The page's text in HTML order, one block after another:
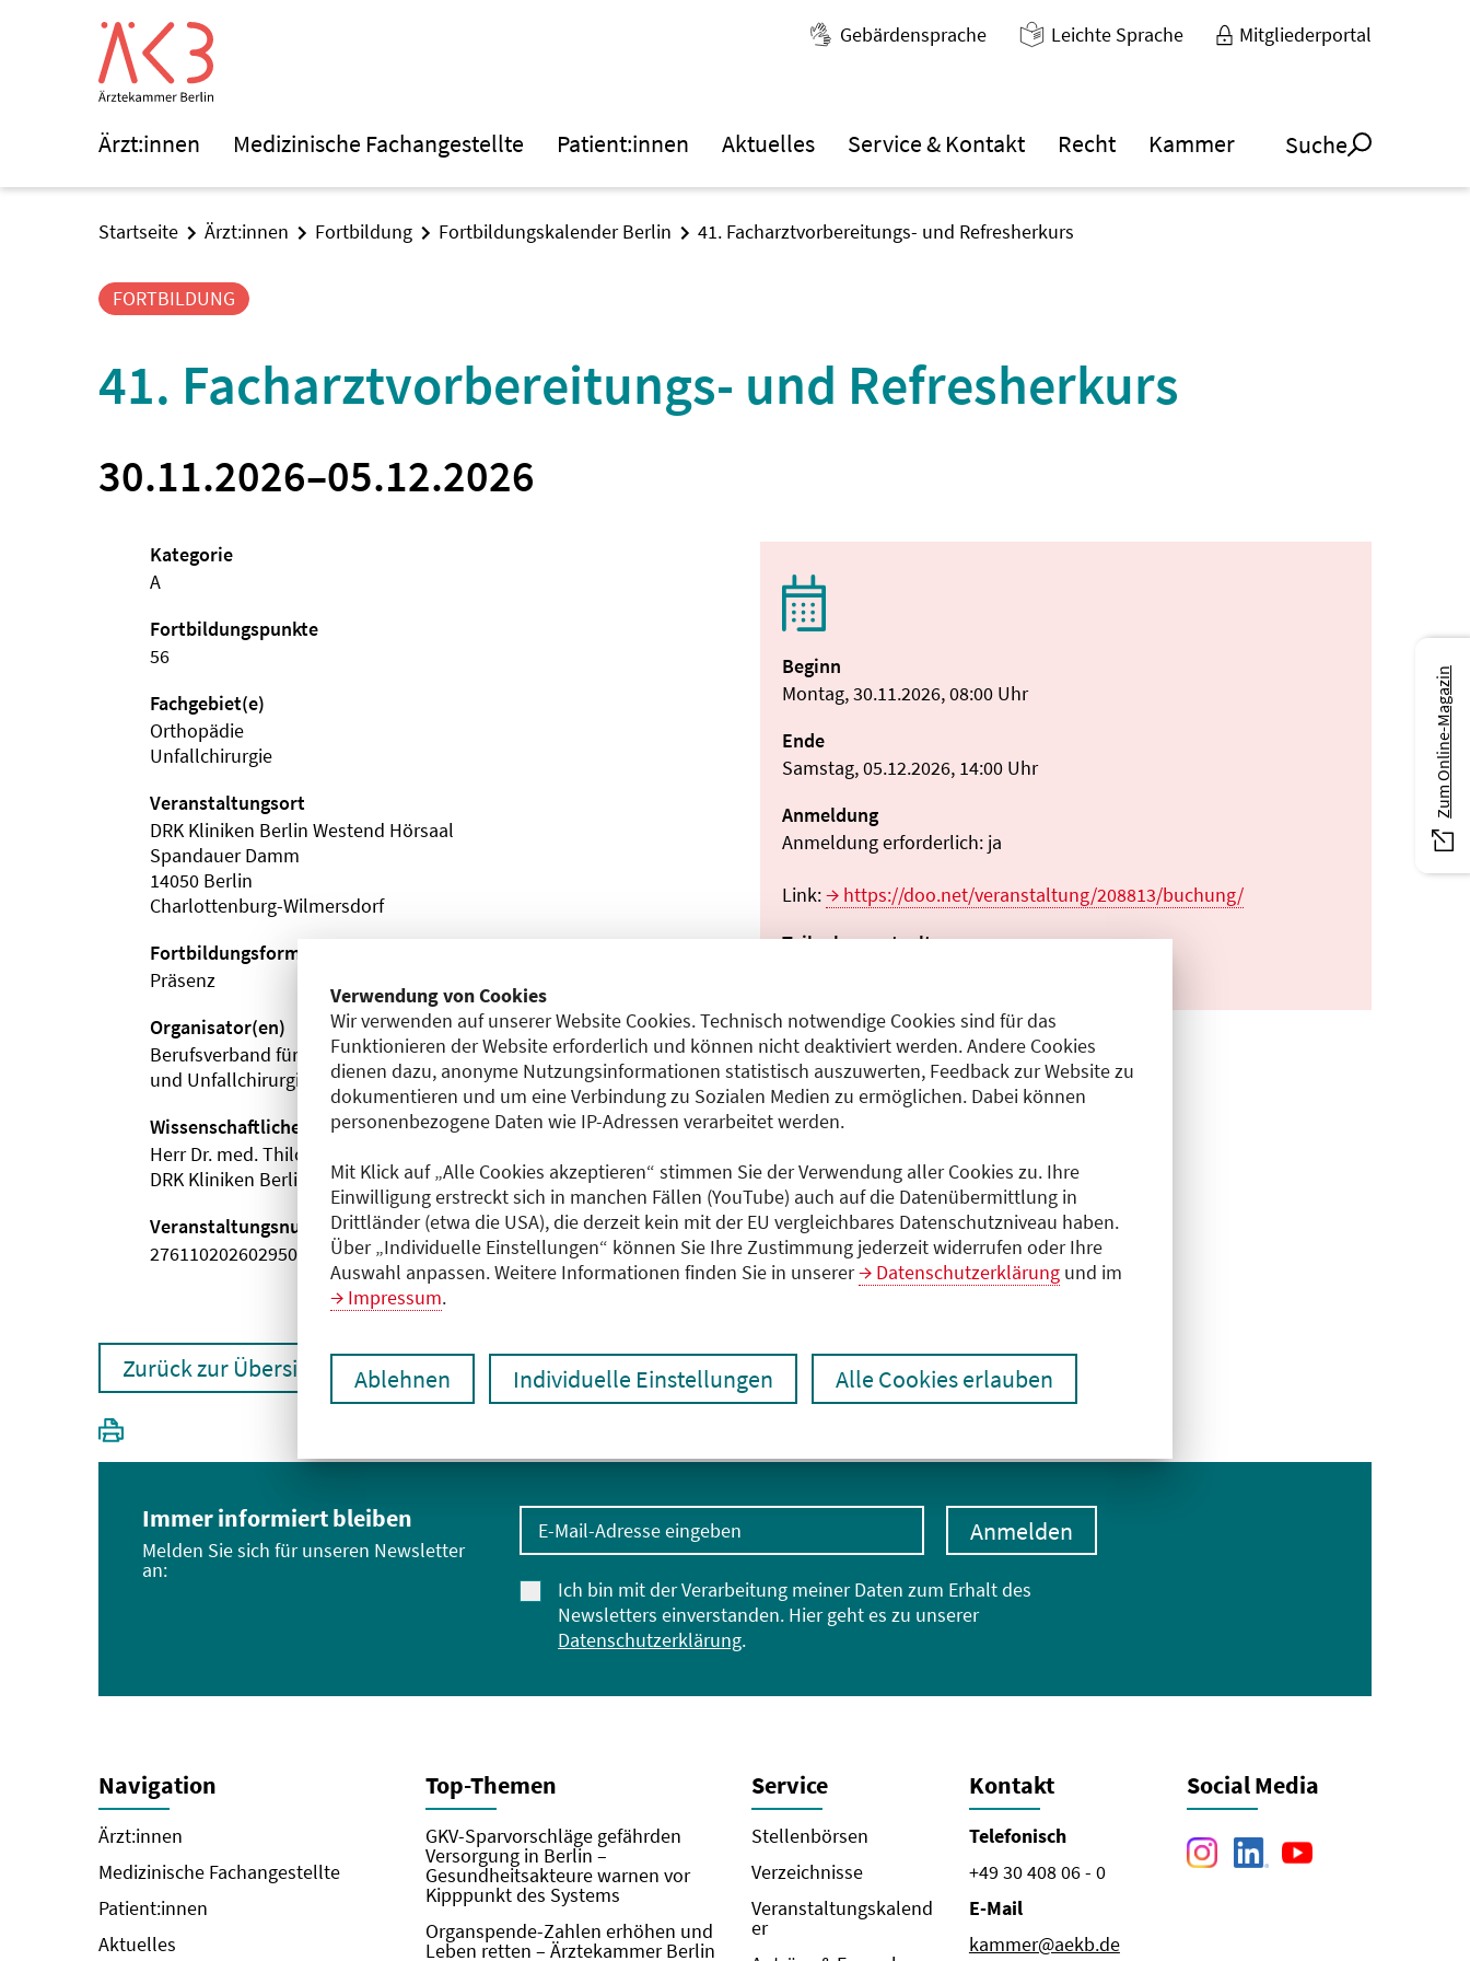
Verwendung von Cookies
Wir verwenden auf unserer Website Cookies. Technisch notwendige Cookies sind für das
Funktionieren der Website erforderlich und können nicht deaktiviert werden. Andere Cookies
dienen dazu, anonyme Nutzungsinformationen statistisch auszuwerten, Feedback zur Website zu
dokumentieren und um eine Verbindung zu Sozialen Medien zu ermöglichen. Dabei können
personenbezogene Daten wie IP-Adressen verarbeitet werden.
Mit Klick auf „Alle Cookies akzeptieren“ stimmen Sie der Verwendung aller Cookies zu. Ihre
Einwilligung erstreckt sich in manchen Fällen (YouTube) auch auf die Datenübermittlung in
Drittländer (etwa die USA), die derzeit kein mit der EU vergleichbares Datenschutzniveau haben.
Über „Individuelle Einstellungen“ können Sie Ihre Zustimmung jederzeit widerrufen oder Ihre
Auswahl anpassen. Weitere Informationen finden Sie in unserer
Datenschutzerklärung und im
Impressum.
Ablehnen Individuelle Einstellungen Alle Cookies erlauben
Gebärdensprache Leichte Sprache Mitgliederportal
Ärzt:innen Medizinische Fachangestellte Patient:innen Aktuelles Service & Kontakt Recht Kammer Suche
Startseite Ärzt:innen Fortbildung Fortbildungskalender Berlin 41. Facharztvorbereitungs- und Refresherkurs
FORTBILDUNG
41. Facharztvorbereitungs- und Refresherkurs
30.11.2026–05.12.2026
Beginn
Montag, 30.11.2026, 08:00 Uhr
Ende
Samstag, 05.12.2026, 14:00 Uhr
Anmeldung
Anmeldung erforderlich: ja
Link:
https://doo.net/veranstaltung/208813/buchung/
Teilnahmeentgelt
Dokumente
Programm (PDF)
Kategorie
A
Fortbildungspunkte
56
Fachgebiet(e)
Orthopädie
Unfallchirurgie
Veranstaltungsort
DRK Kliniken Berlin Westend Hörsaal
Spandauer Damm
14050 Berlin
Charlottenburg-Wilmersdorf
Fortbildungsformat
Präsenz
Organisator(en)
Berufsverband für Orthopädie
und Unfallchirurgie e.V. (BVOU)
Wissenschaftliche Leitung
Herr Dr. med. Thilo John
DRK Kliniken Berlin | Westend
Veranstaltungsnummer
2761102026029500003
Zurück zur Übersicht
Immer informiert bleiben
Melden Sie sich für unseren Newsletter
an:
E-Mail-Adresse eingeben
Ich bin mit der Verarbeitung meiner Daten zum Erhalt des
Newsletters einverstanden. Hier geht es zu unserer
Datenschutzerklärung.
Anmelden
Navigation
Ärzt:innen
Medizinische Fachangestellte
Patient:innen
Aktuelles
Top-Themen
GKV-Sparvorschläge gefährden
Versorgung in Berlin –
Gesundheitsakteure warnen vor
Kipppunkt des Systems
Organspende-Zahlen erhöhen und
Leben retten – Ärztekammer Berlin
Service
Stellenbörsen
Verzeichnisse
Veranstaltungskalend
er
Kontakt
Telefonisch
+49 30 408 06 - 0
E-Mail
kammer@aekb.de
Social Media
Zum Online-Magazin